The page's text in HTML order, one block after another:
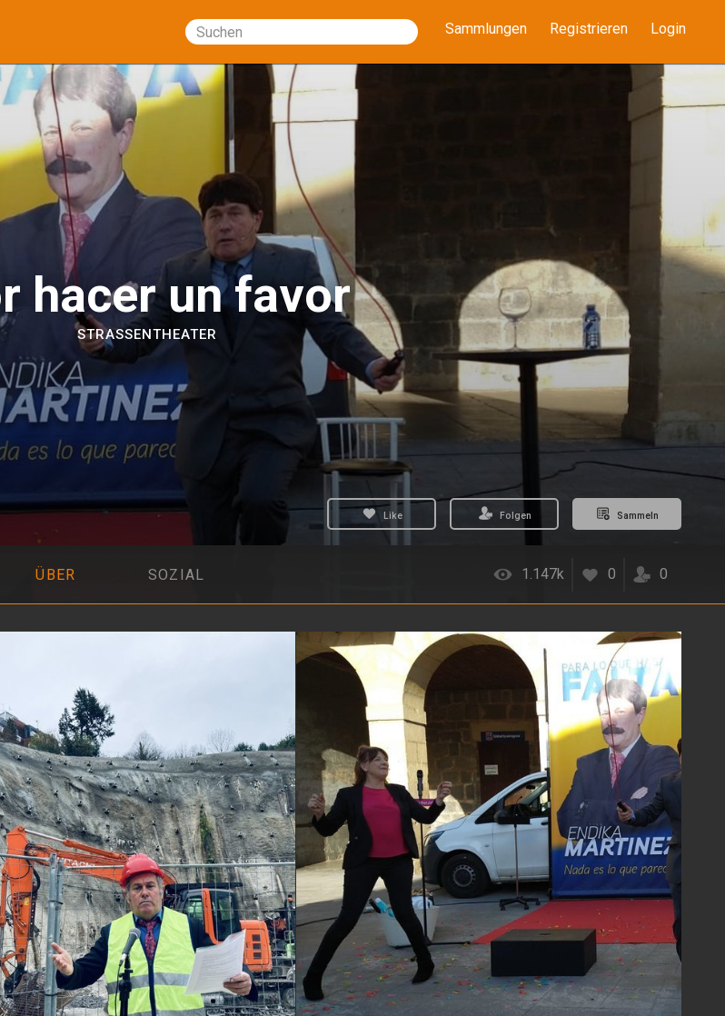
Suchen Sammlungen Registrieren Login
hacer un favor
STRASSENTHEATER
Like Folgen Sammeln
ÜBER SOZIAL 1.147k 0 0